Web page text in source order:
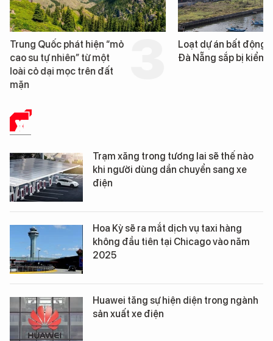
Trung Quốc phát hiện “mỏ
cao su tự nhiên” từ một
loài cỏ dại mọc trên đất
mặn
Loạt dự án bất động
Đà Nẵng sắp bị kiểm
XE
Trạm xăng trong tương lai sẽ thế nào
khi người dùng dần chuyển sang xe
điện
Hoa Kỳ sẽ ra mắt dịch vụ taxi hàng
không đầu tiên tại Chicago vào năm
2025
Huawei tăng sự hiện diện trong ngành
sản xuất xe điện